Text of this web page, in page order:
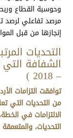
وحوسبة القطاع
مرصد تفاعلي لرصد
إنجازها من قبل
التحديات
– 2018 )
توافقت التزامات
من التحديات التي
الالتزامات في
التحديات،